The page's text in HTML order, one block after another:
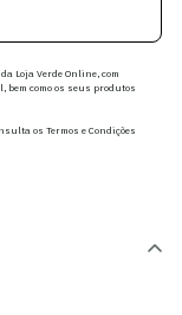
Loja Verde Online, com
bem como os seus produtos
os Termos e Condições